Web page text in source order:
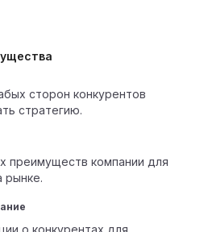
сторон конкурентов
стратегию.
преимуществ компании для
рынке.
о конкурентах для